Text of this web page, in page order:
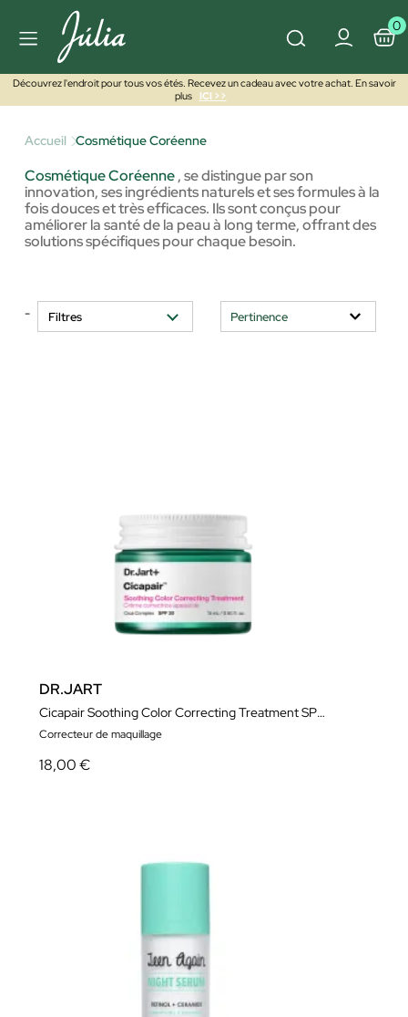
0
Découvrez l'endroit pour tous vos étés. Recevez un cadeau avec votre achat. En savoir
plus
ICI >>
Accueil Cosmétique Coréenne
Cosmétique Coréenne,se distingue par son
innovation, ses ingrédients naturels et ses formules à la
fois douces et très efficaces. Ils sont conçus pour
améliorer la santé de la peau à long terme, offrant des
solutions spécifiques pour chaque besoin.
- Filtres
DR.JART
Cicapair Soothing Color Correcting Treatment SPF30
Correcteur de maquillage
18,00 €